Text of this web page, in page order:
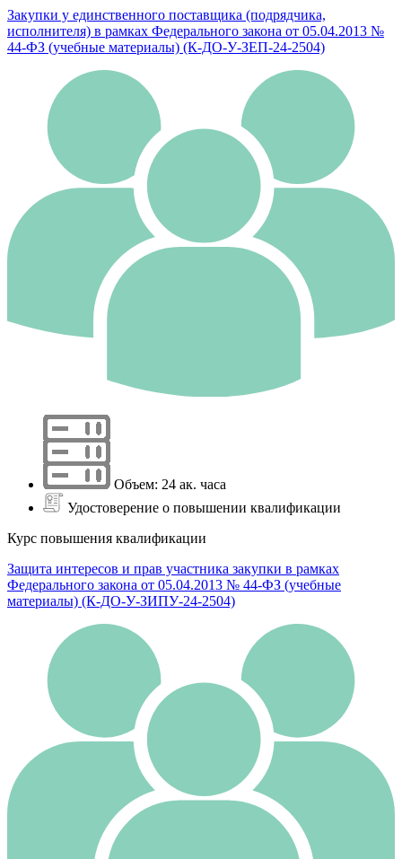
Закупки у единственного поставщика (подрядчика,
исполнителя) в рамках Федерального закона от 05.04.2013 №
44-ФЗ (учебные материалы) (К-ДО-У-ЗЕП-24-2504)
Объем: 24 ак. часа
Удостоверение о повышении квалификации
Курс повышения квалификации
Защита интересов и прав участника закупки в рамках
Федерального закона от 05.04.2013 № 44-ФЗ (учебные
материалы) (К-ДО-У-ЗИПУ-24-2504)